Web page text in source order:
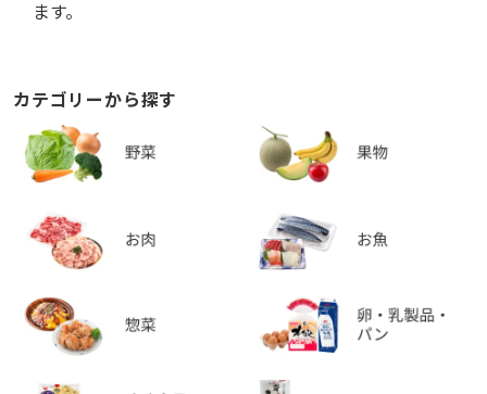
ます。
カテゴリーから探す